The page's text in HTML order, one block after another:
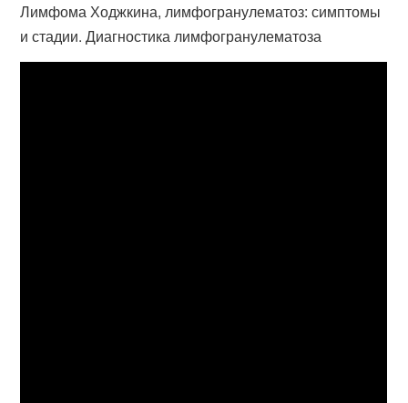
Лимфома Ходжкина, лимфогранулематоз: симптомы
и стадии. Диагностика лимфогранулематоза